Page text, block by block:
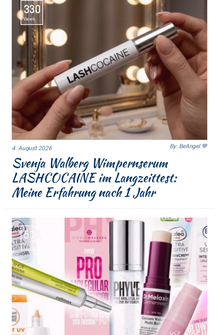
330
Views
4. August 2026 By: BeAngel 💙
Svenja Walberg Wimpernserum
LASHCOCAINE im Langzeittest:
Meine Erfahrung nach 1 Jahr
511
Views